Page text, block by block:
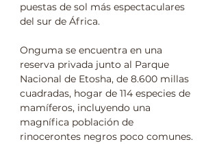
puestas de sol más espectaculares
del sur de África.
Onguma se encuentra en una
reserva privada junto al Parque
Nacional de Etosha, de 8.600 millas
cuadradas, hogar de 114 especies de
mamíferos, incluyendo una
magnífica población de
rinocerontes negros poco comunes.